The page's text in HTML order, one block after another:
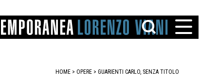
HOME > OPERE > GUARIENTI CARLO, SENZA TITOLO